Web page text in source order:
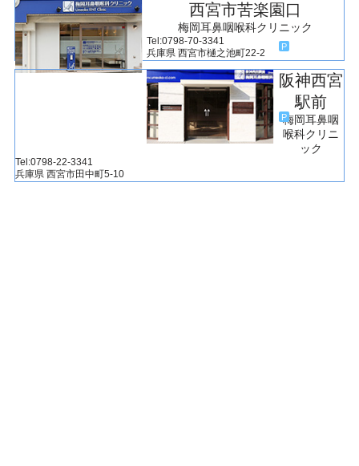
西宮市苦楽園口
梅岡耳鼻咽喉科クリニック
Tel:0798-70-3341
兵庫県 西宮市樋之池町22-2
P
阪神西宮
駅前
梅岡耳鼻咽
喉科クリニ
ック
Tel:0798-22-3341
兵庫県 西宮市田中町5-10
P